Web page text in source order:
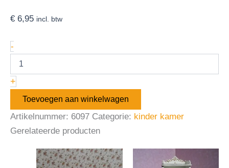
€ 6,95 incl. btw
-
+
Toevoegen aan winkelwagen
Artikelnummer: 6097 Categorie: kinder kamer
Gerelateerde producten